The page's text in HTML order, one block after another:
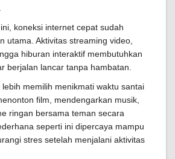
koneksi internet cepat sudah
utama. Aktivitas streaming video,
hiburan interaktif membutuhkan
berjalan lancar tanpa hambatan.
memilih menikmati waktu santai
film, mendengarkan musik,
ringan bersama teman secara
seperti ini dipercaya mampu
stres setelah menjalani aktivitas